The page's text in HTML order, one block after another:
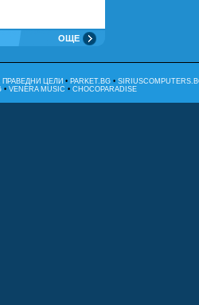
ОЩЕ
ЦЕЛИ • PARKET.BG •
• VENERA MUSIC • CHOCOPARADISE